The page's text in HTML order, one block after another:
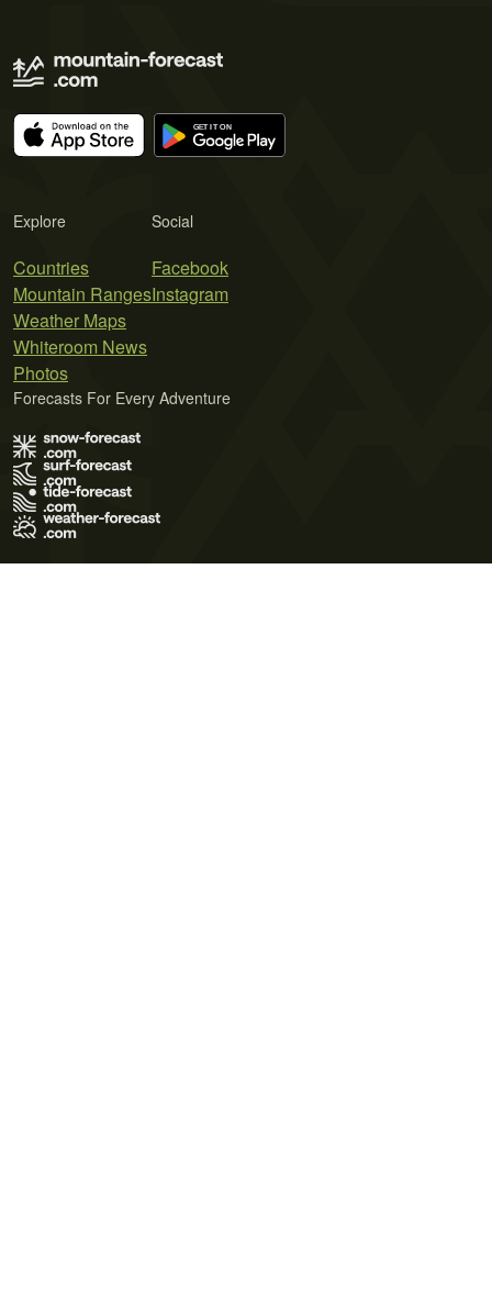
Explore
Countries
Mountain Ranges
Weather Maps
Whiteroom News
Photos
Social
Facebook
Instagram
Forecasts For Every Adventure